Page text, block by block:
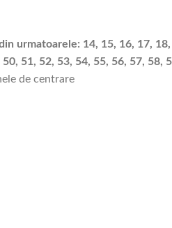
urmatoarele: 14, 15, 16, 17,
51, 52, 53, 54, 55, 56, 57, 58,
de centrare